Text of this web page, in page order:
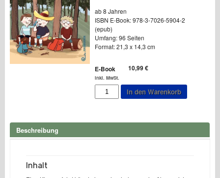
ab 8 Jahren
ISBN E-Book: 978-3-7026-5904-2
(epub)
Umfang: 96 Seiten
Format: 21,3 x 14,3 cm
E-Book 10,99€
inkl. MwSt.
Ferdi,
Lutz
auf
(E-
In den Warenkorb
Beschreibung
Inhalt